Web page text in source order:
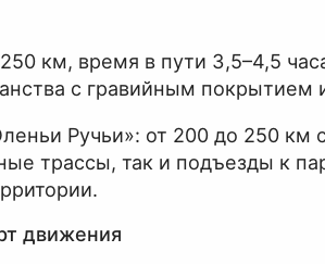
км, время в пути 3,5–4,5
с гравийным покрытием
Ручьи»: от 200 до 250 км
трассы, так и подъезды к
движения